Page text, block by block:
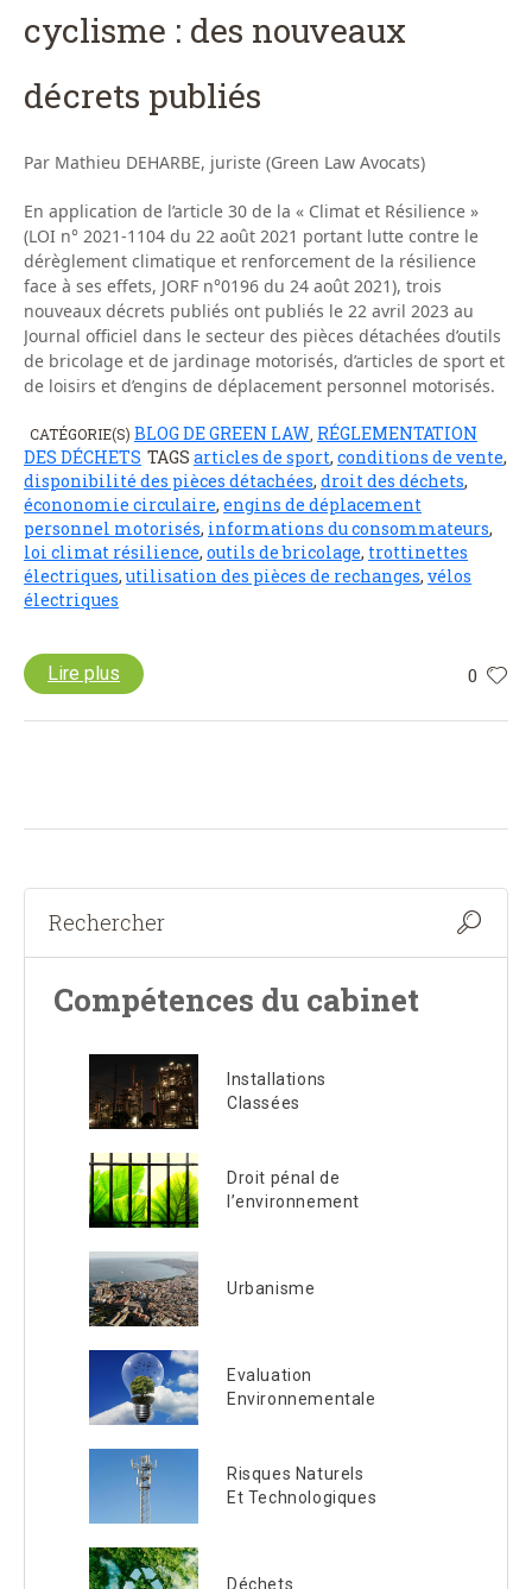
cyclisme : des nouveaux
décrets publiés
Par Mathieu DEHARBE, juriste (Green Law Avocats)
En application de l’article 30 de la « Climat et Résilience »
(LOI n° 2021-1104 du 22 août 2021 portant lutte contre le
dérèglement climatique et renforcement de la résilience
face à ses effets, JORF n°0196 du 24 août 2021), trois
nouveaux décrets publiés ont publiés le 22 avril 2023 au
Journal officiel dans le secteur des pièces détachées d’outils
de bricolage et de jardinage motorisés, d’articles de sport et
de loisirs et d’engins de déplacement personnel motorisés.
CATÉGORIE(S) BLOG DE GREEN LAW RÉGLEMENTATION
DES DÉCHETS TAGS articles de sport, conditions de vente,
disponibilité des pièces détachées, droit des déchets,
écononomie circulaire, engins de déplacement
personnel motorisés, informations du consommateurs,
loi climat résilience, outils de bricolage, trottinettes
électriques,utilisation des pièces de rechanges, vélos
électriques
0
Lire plus
Compétences du cabinet
Installations
Classées
Droit pénal de
l’environnement
Urbanisme
Evaluation
Environnementale
Risques Naturels
Et Technologiques
Déchets